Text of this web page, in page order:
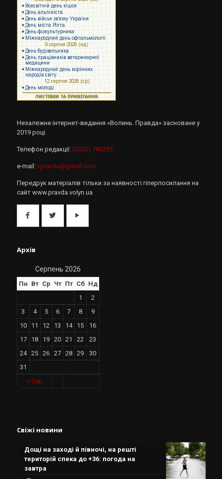
Незалежне інтернет-видання «Волинь. Правда» засноване у
2019 році.
Телефон редакції: (0332) 780293
e-mail: vpravda@gmail.com
Передрук матеріалів тільки за наявності гіперпосилання на
сайт www.pravda.volyn.ua
Архів
Серпень 2026
Пн Вт Ср Чт Пт Сб Нд
« Сер
1
2
3
4 5 6 7 8
9
10
11 12 13 14 15
16
17
18 19 20 21 22
23
24
25 26 27 28 29
30
31
Свіжі новини
Дощі на заході й півночі, на решті
територій спека до +36: погода на
завтра